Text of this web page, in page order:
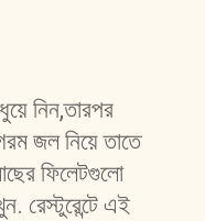
নিন,তারপর
জল নিয়ে তাতে
ফিলেটগুলো
রেস্টুরেন্টে এই